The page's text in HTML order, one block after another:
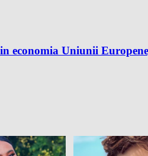
economia Uniunii